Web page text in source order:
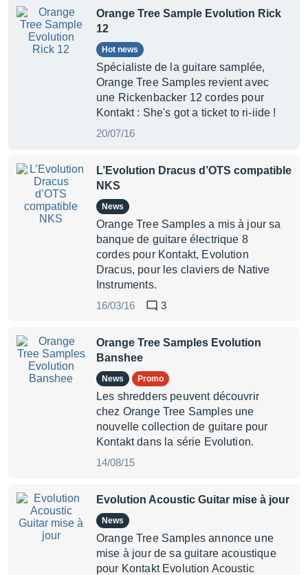
Orange Tree Sample Evolution Rick
12
Hot news
Spécialiste de la guitare samplée,
Orange Tree Samples revient avec
une Rickenbacker 12 cordes pour
Kontakt : She's got a ticket to ri-iide !
20/07/16
L’Evolution Dracus d’OTS compatible
NKS
News
Orange Tree Samples a mis à jour sa
banque de guitare électrique 8
cordes pour Kontakt, Evolution
Dracus, pour les claviers de Native
Instruments.
16/03/16
3
Orange Tree Samples Evolution
Banshee
News Promo
Les shredders peuvent découvrir
chez Orange Tree Samples une
nouvelle collection de guitare pour
Kontakt dans la série Evolution.
14/08/15
Evolution Acoustic Guitar mise à jour
News
Orange Tree Samples annonce une
mise à jour de sa guitare acoustique
pour Kontakt Evolution Acoustic